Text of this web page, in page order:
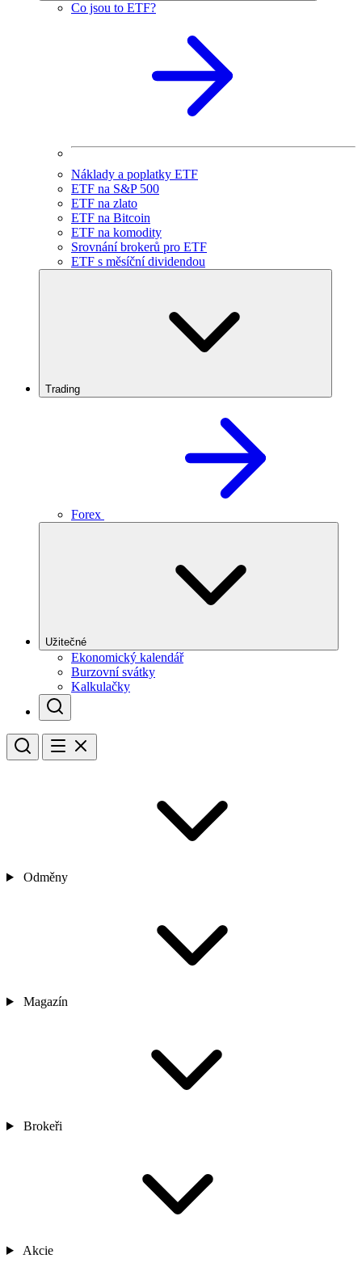
Co jsou to ETF?
Náklady a poplatky ETF
ETF na S&P 500
ETF na zlato
ETF na Bitcoin
ETF na komodity
Srovnání brokerů pro ETF
ETF s měsíční dividendou
Trading
Forex
Užitečné
Ekonomický kalendář
Burzovní svátky
Kalkulačky
Odměny
Magazín
Brokeři
Akcie